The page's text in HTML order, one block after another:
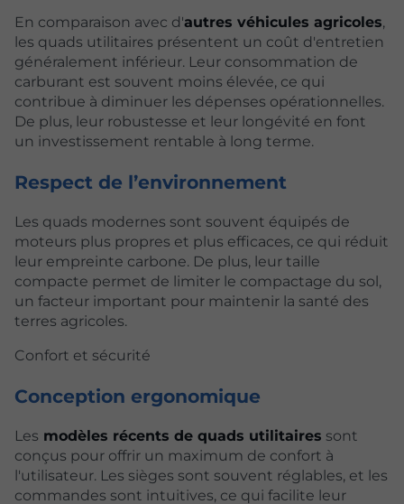
En comparaison avec d'autres véhicules agricoles,
les quads utilitaires présentent un coût d'entretien
généralement inférieur. Leur consommation de
carburant est souvent moins élevée, ce qui
contribue à diminuer les dépenses opérationnelles.
De plus, leur robustesse et leur longévité en font
un investissement rentable à long terme.
Respect de l’environnement
Les quads modernes sont souvent équipés de
moteurs plus propres et plus efficaces, ce qui réduit
leur empreinte carbone. De plus, leur taille
compacte permet de limiter le compactage du sol,
un facteur important pour maintenir la santé des
terres agricoles.
Confort et sécurité
Conception ergonomique
Les modèles récents de quads utilitaires sont
conçus pour offrir un maximum de confort à
l'utilisateur. Les sièges sont souvent réglables, et les
commandes sont intuitives, ce qui facilite leur